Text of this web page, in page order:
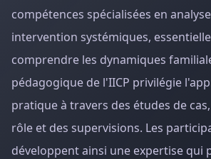
compétences spécialisées en
intervention systémiques,
comprendre les dynamiques
pédagogique de l'IICP privilégie
pratique à travers des études de
rôle et des supervisions. Les
développent ainsi une expertise qui